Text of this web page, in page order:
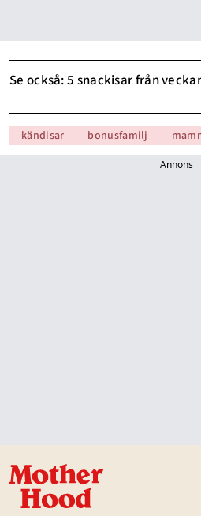
Se också: 5 snackisar från
kändisar bonusfamilj
Annons